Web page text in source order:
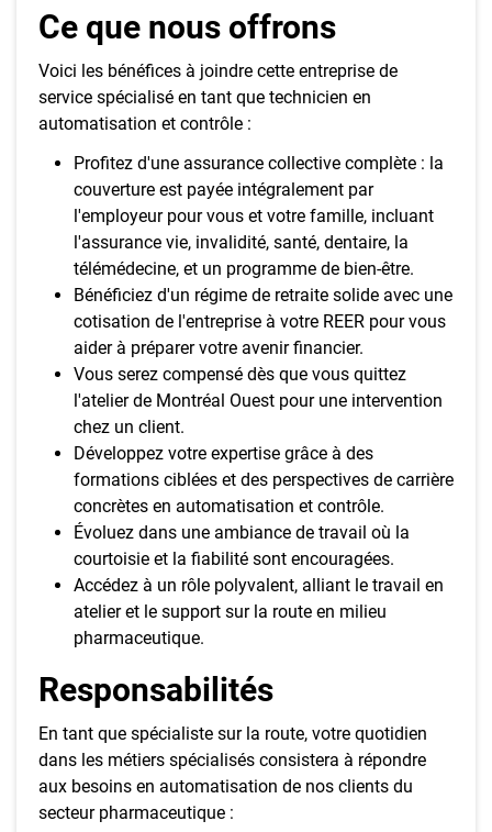
Ce que nous offrons
Voici les bénéfices à joindre cette entreprise de
service spécialisé en tant que technicien en
automatisation et contrôle :
Profitez d'une assurance collective complète : la
couverture est payée intégralement par
l'employeur pour vous et votre famille, incluant
l'assurance vie, invalidité, santé, dentaire, la
télémédecine, et un programme de bien-être.
Bénéficiez d'un régime de retraite solide avec une
cotisation de l'entreprise à votre REER pour vous
aider à préparer votre avenir financier.
Vous serez compensé dès que vous quittez
l'atelier de Montréal Ouest pour une intervention
chez un client.
Développez votre expertise grâce à des
formations ciblées et des perspectives de carrière
concrètes en automatisation et contrôle.
Évoluez dans une ambiance de travail où la
courtoisie et la fiabilité sont encouragées.
Accédez à un rôle polyvalent, alliant le travail en
atelier et le support sur la route en milieu
pharmaceutique.
Responsabilités
En tant que spécialiste sur la route, votre quotidien
dans les métiers spécialisés consistera à répondre
aux besoins en automatisation de nos clients du
secteur pharmaceutique :